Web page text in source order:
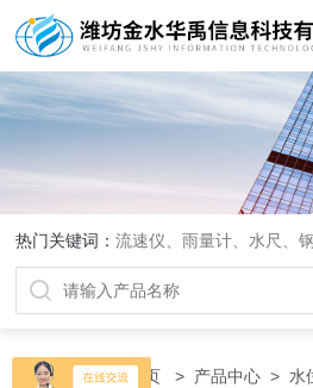
热门关键词：流速仪、雨量计、水尺、
当前位置：首页 > 产品中心 > 水